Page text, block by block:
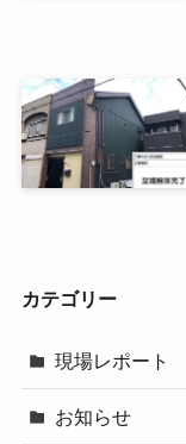
カテゴリー
現場レポート
お知らせ